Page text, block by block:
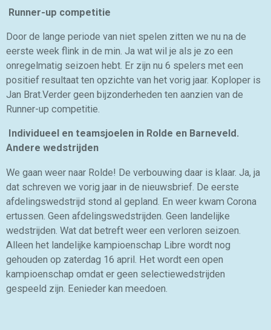
Runner-up competitie
Door de lange periode van niet spelen zitten we nu na de
eerste week flink in de min. Ja wat wil je als je zo een
onregelmatig seizoen hebt. Er zijn nu 6 spelers met een
positief resultaat ten opzichte van het vorig jaar. Koploper is
Jan Brat.Verder geen bijzonderheden ten aanzien van de
Runner-up competitie.
Individueel en teamsjoelen in Rolde en Barneveld.
Andere wedstrijden
We gaan weer naar Rolde! De verbouwing daar is klaar. Ja, ja
dat schreven we vorig jaar in de nieuwsbrief. De eerste
afdelingswedstrijd stond al gepland. En weer kwam Corona
ertussen. Geen afdelingswedstrijden. Geen landelijke
wedstrijden. Wat dat betreft weer een verloren seizoen.
Alleen het landelijke kampioenschap Libre wordt nog
gehouden op zaterdag 16 april. Het wordt een open
kampioenschap omdat er geen selectiewedstrijden
gespeeld zijn. Eenieder kan meedoen.